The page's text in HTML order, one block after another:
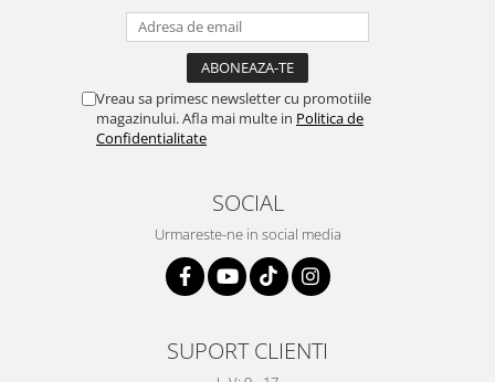
Vreau sa primesc newsletter cu promotiile
magazinului. Afla mai multe in Politica de
Confidentialitate
SOCIAL
Urmareste-ne in social media
SUPORT CLIENTI